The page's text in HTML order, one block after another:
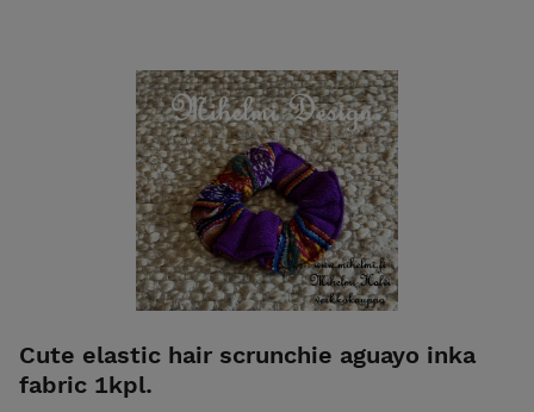
Cute elastic hair scrunchie aguayo inka
fabric 1kpl.